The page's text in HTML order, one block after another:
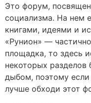
Это форум,
социализма. На нем
книгами, идеями и
«Рунион» —
площадка, то здесь
некоторых разделов
дыбом, поэтому
лучше обходи этот